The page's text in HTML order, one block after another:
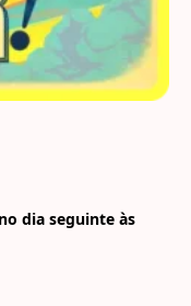
dia seguinte às